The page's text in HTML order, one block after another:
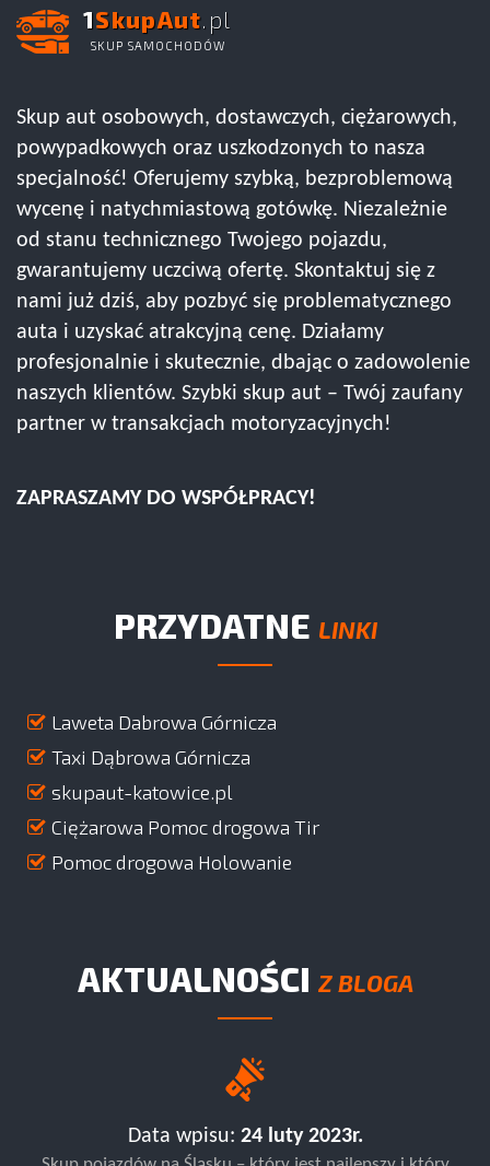
1SkupAut.pl
SKUP SAMOCHODÓW
Skup aut osobowych, dostawczych, ciężarowych,
powypadkowych oraz uszkodzonych to nasza
specjalność! Oferujemy szybką, bezproblemową
wycenę i natychmiastową gotówkę. Niezależnie
od stanu technicznego Twojego pojazdu,
gwarantujemy uczciwą ofertę. Skontaktuj się z
nami już dziś, aby pozbyć się problematycznego
auta i uzyskać atrakcyjną cenę. Działamy
profesjonalnie i skutecznie, dbając o zadowolenie
naszych klientów. Szybki skup aut – Twój zaufany
partner w transakcjach motoryzacyjnych!
ZAPRASZAMY DO WSPÓŁPRACY!
PRZYDATNE LINKI
Laweta Dabrowa Górnicza
Taxi Dąbrowa Górnicza
skupaut-katowice.pl
Ciężarowa Pomoc drogowa Tir
Pomoc drogowa Holowanie
AKTUALNOŚCI Z BLOGA
Data wpisu: 24 luty 2023r.